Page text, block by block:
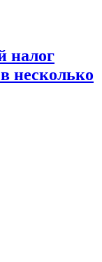
налог
несколько